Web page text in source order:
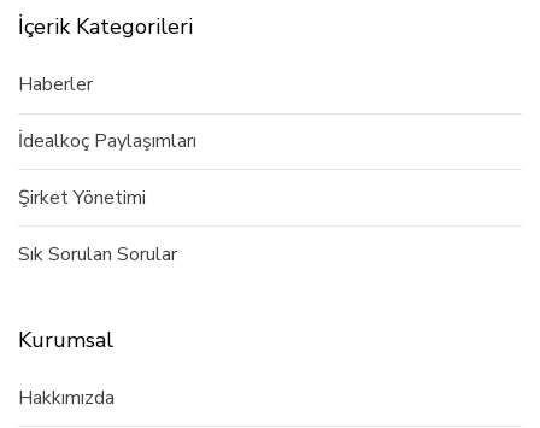
İçerik Kategorileri
Haberler
İdealkoç Paylaşımları
Şirket Yönetimi
Sık Sorulan Sorular
Kurumsal
Hakkımızda